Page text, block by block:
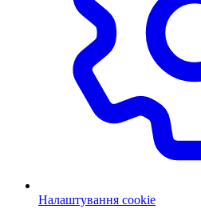
Налаштування cookie